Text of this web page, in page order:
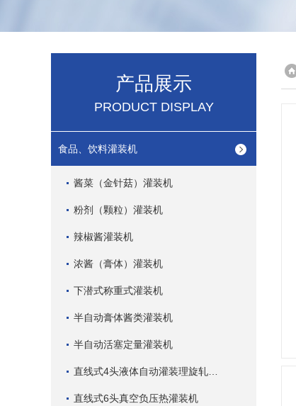
产品展示
PRODUCT DISPLAY
食品、饮料灌装机
酱菜（金针菇）灌装机
粉剂（颗粒）灌装机
辣椒酱灌装机
浓酱（膏体）灌装机
下潜式称重式灌装机
半自动膏体酱类灌装机
半自动活塞定量灌装机
直线式6头真空负压热灌装机